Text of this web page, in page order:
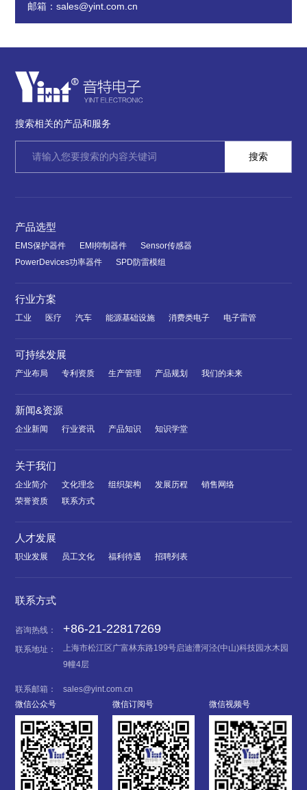
邮箱：sales@yint.com.cn
搜索相关的产品和服务
产品选型
EMS保护器件 EMI抑制器件
Sensor传感器
PowerDevices功率器件
SPD防雷模组
行业方案
工业 医疗 汽车 能源基础设施 消费类电子 电子雷管
可持续发展
产业布局 专利资质 生产管理 产品规划 我们的未来
新闻&资源
企业新闻 行业资讯 产品知识 知识学堂
关于我们
企业简介 文化理念 组织架构 发展历程
销售网络
荣誉资质
联系方式
人才发展
职业发展 员工文化 福利待遇 招聘列表
联系方式
咨询热线： +86-21-22817269
联系地址：
上海市松江区广富林东路199号启迪漕河泾(中山)科技园水木园
9幢4层
联系邮箱：
sales@yint.com.cn
微信公众号
微信订阅号 微信视频号